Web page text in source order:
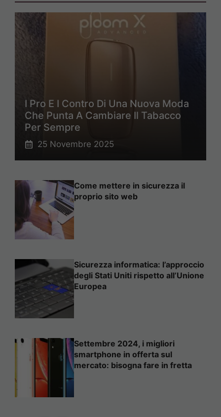
I Pro E I Contro Di Una Nuova Moda
Che Punta A Cambiare Il Tabacco
Per Sempre
25 Novembre 2025
Come mettere in sicurezza il
proprio sito web
Sicurezza informatica: l’approccio
degli Stati Uniti rispetto all’Unione
Europea
Settembre 2024, i migliori
smartphone in offerta sul
mercato: bisogna fare in fretta